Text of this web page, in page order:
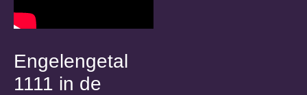
Engelengetal
1111 in de